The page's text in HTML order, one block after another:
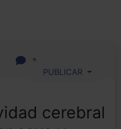
2
PUBLICAR
cerebral